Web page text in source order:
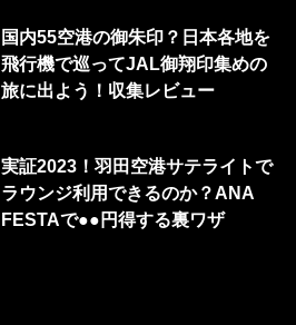
国内55空港の御朱印？日本各地を
飛行機で巡ってJAL御翔印集めの
旅に出よう！収集レビュー
実証2023！羽田空港サテライトで
ラウンジ利用できるのか？ANA
FESTAで●●円得する裏ワザ